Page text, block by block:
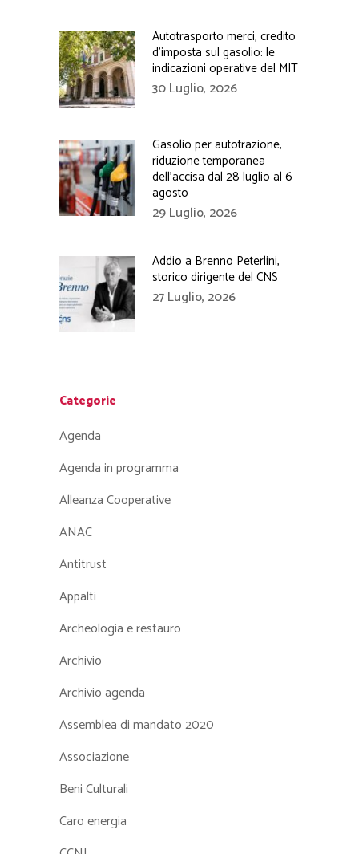
Autotrasporto merci, credito
d’imposta sul gasolio: le
indicazioni operative del MIT
30 Luglio, 2026
Gasolio per autotrazione,
riduzione temporanea
dell’accisa dal 28 luglio al 6
agosto
29 Luglio, 2026
Addio a Brenno Peterlini,
storico dirigente del CNS
27 Luglio, 2026
Categorie
Agenda
Agenda in programma
Alleanza Cooperative
ANAC
Antitrust
Appalti
Archeologia e restauro
Archivio
Archivio agenda
Assemblea di mandato 2020
Associazione
Beni Culturali
Caro energia